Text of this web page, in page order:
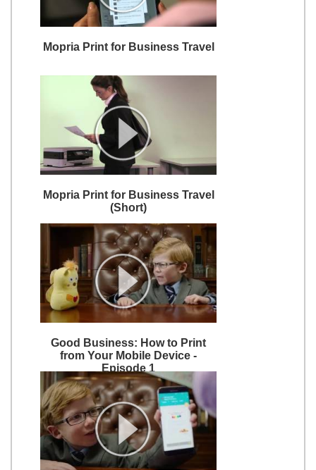
Mopria Print for Business Travel
Mopria Print for Business Travel
(Short)
Good Business: How to Print
from Your Mobile Device -
Episode 1